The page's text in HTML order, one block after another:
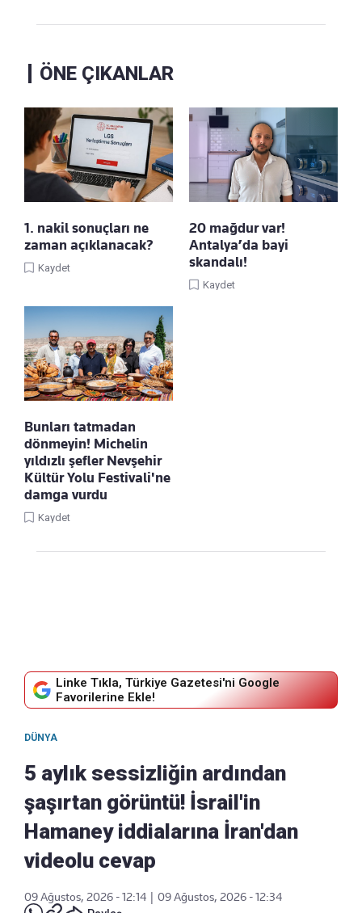
ÖNE ÇIKANLAR
1. nakil sonuçları ne
zaman açıklanacak?
Kaydet
20 mağdur var!
Antalya’da bayi
skandalı!
Kaydet
Bunları tatmadan
dönmeyin! Michelin
yıldızlı şefler Nevşehir
Kültür Yolu Festivali'ne
damga vurdu
Kaydet
Linke Tıkla, Türkiye Gazetesi'ni Google
Favorilerine Ekle!
DÜNYA
5 aylık sessizliğin ardından
şaşırtan görüntü! İsrail'in
Hamaney iddialarına İran'dan
videolu cevap
09 Ağustos, 2026 - 12:14
09 Ağustos, 2026 - 12:34